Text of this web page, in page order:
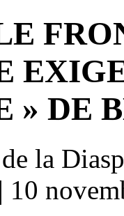
» DE
la
10